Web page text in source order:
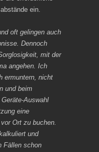
ein.
oft gelingen auch
Dennoch
mit der
angehen. Ich
ermuntern, nicht
und beim
Auswahl
eine
Ort zu buchen.
und
Fällen schon